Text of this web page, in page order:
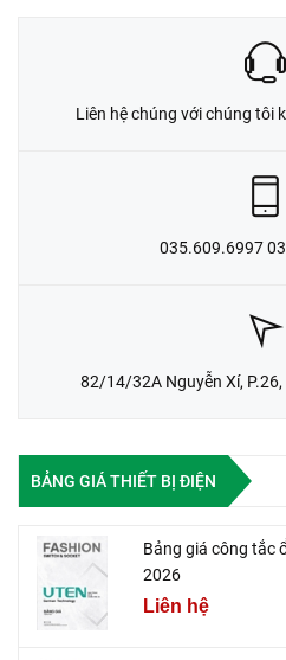
Liên hệ chúng với chúng tôi
035.609.6997
82/14/32A Nguyễn Xí, P.26,
BẢNG GIÁ THIẾT BỊ ĐIỆN
Bảng giá công tắc
2026
Liên hệ